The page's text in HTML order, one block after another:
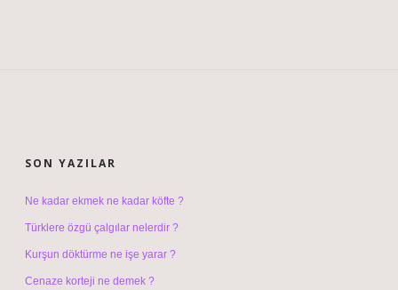
SON YAZILAR
Ne kadar ekmek ne kadar köfte ?
Türklere özgü çalgılar nelerdir ?
Kurşun döktürme ne işe yarar ?
Cenaze korteji ne demek ?